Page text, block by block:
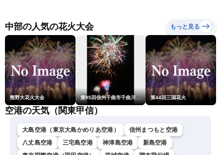
LiVEムーン・駒木結衣／本
田竜也〉
中部の人気の花火大会 もっと見る
熊野大花火大会 第95回信州千曲市千曲川納涼煙火大会 第44回三国花火
空港の天気（関東甲信）
大島空港（東京大島かめりあ空港）
信州まつもと空港
八丈島空港
三宅島空港 神津島空港
新島空港